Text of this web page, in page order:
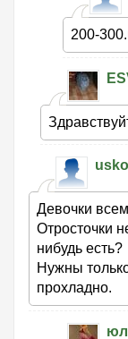
200-
Девочки
Отросточки
нибудь есть?
Нужны
прохладно.